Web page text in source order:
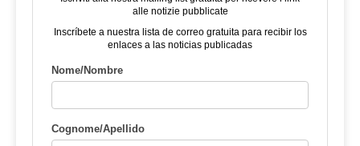
alle notizie pubblicate
Inscríbete a nuestra lista de correo gratuita para recibir los
enlaces a las noticias publicadas
Nome/Nombre
Cognome/Apellido